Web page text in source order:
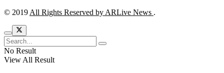
© 2019 All Rights Reserved by ARLive News .
No Result
View All Result